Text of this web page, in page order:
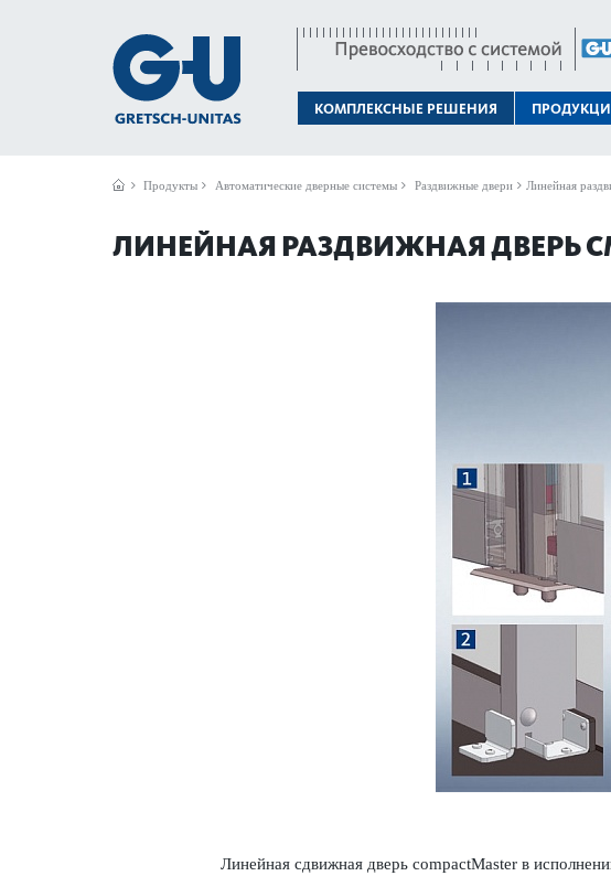
КОМПЛЕКСНЫЕ РЕШЕНИЯ
Продукты Автом­ат­ические дверные сис­темы Раздвижные двери Линейная
ЛИНЕЙНАЯ РАЗДВИЖНАЯ ДВЕРЬ
Линейная сдвижная дверь compactMaster в